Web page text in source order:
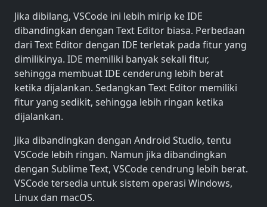
Jika dibilang, VSCode ini lebih mirip ke IDE
dibandingkan dengan Text Editor biasa. Perbedaan
dari Text Editor dengan IDE terletak pada fitur yang
dimilikinya. IDE memiliki banyak sekali fitur,
sehingga membuat IDE cenderung lebih berat
ketika dijalankan. Sedangkan Text Editor memiliki
fitur yang sedikit, sehingga lebih ringan ketika
dijalankan.
Jika dibandingkan dengan Android Studio, tentu
VSCode lebih ringan. Namun jika dibandingkan
dengan Sublime Text, VSCode cendrung lebih berat.
VSCode tersedia untuk sistem operasi Windows,
Linux dan macOS.